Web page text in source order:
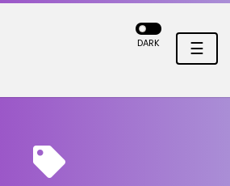
☰
DARK